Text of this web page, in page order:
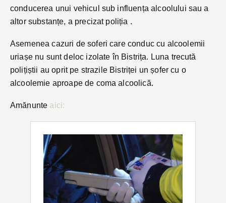
conducerea unui vehicul sub influența alcoolului sau a
altor substanțe, a precizat poliția .
Asemenea cazuri de soferi care conduc cu alcoolemii
uriașe nu sunt deloc izolate în Bistrița. Luna trecută
polițiștii au oprit pe strazile Bistriței un șofer cu o
alcoolemie aproape de coma alcoolică.
Amănunte aici: